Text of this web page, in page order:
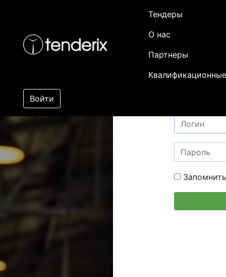
Тендеры
О нас
Партнеры
Войти